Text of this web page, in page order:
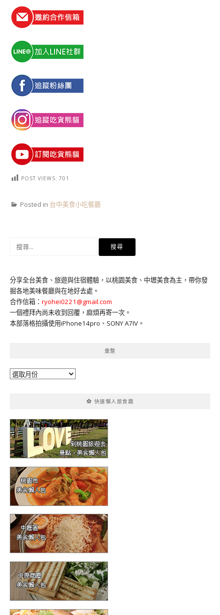
POST VIEWS: 701
Posted in 台中美食小吃餐廳
鍵
字:
分享全台美食、旅遊與住宿體驗，以桃園美食、中壢美食為主，帶你發
掘各地美味餐廳與在地好去處。
合作信箱： ryohei0221@gmail.com
一個禮拜內尚未收到回覆，麻煩再寄一次。
本部落格拍攝使用iPhone14pro、SONY A7IV。
彙整
彙
✿ 快速懶人旅食趣